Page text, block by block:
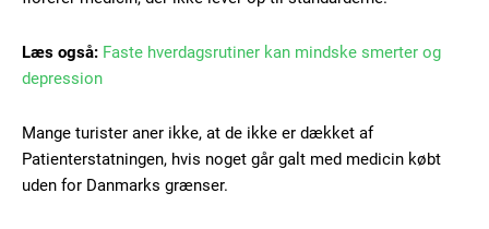
Læs også: Faste hverdagsrutiner kan mindske smerter og
depression
Mange turister aner ikke, at de ikke er dækket af
Patienterstatningen, hvis noget går galt med medicin købt
uden for Danmarks grænser.